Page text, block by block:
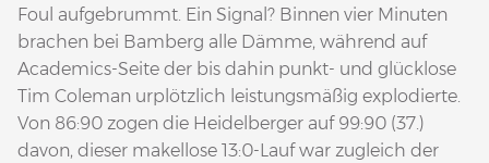
Foul aufgebrummt. Ein Signal? Binnen vier Minuten
brachen bei Bamberg alle Dämme, während auf
Academics-Seite der bis dahin punkt- und glücklose
Tim Coleman urplötzlich leistungsmäßig explodierte.
Von 86:90 zogen die Heidelberger auf 99:90 (37.)
davon, dieser makellose 13:0-Lauf war zugleich der